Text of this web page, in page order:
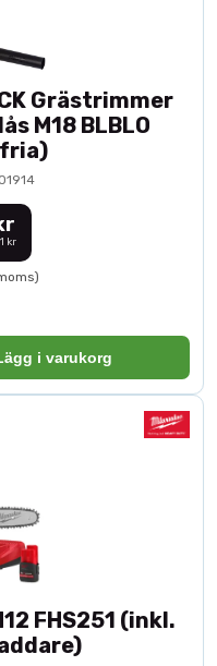
Grästrimmer
M18 BLBLO
kr
i varukorg
FHS251 (inkl.